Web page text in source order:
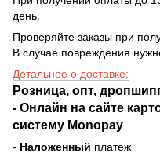
день.
Проверяйте заказы при
В случае повреждения
Детальнее о доставке:
Розница, опт,
- Онлайн на сайте
систему Monopay
- Наложенный платеж